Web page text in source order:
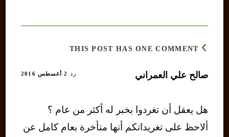
THIS POST HAS ONE COMMENT
صالح علي العمراني رد 2 أغسطس 2016
هل يعقل أن تغردوا بخبر له أكثر من عام ؟
ألاحظ على تغريداتكم أنها متأخرة بعام كامل عن